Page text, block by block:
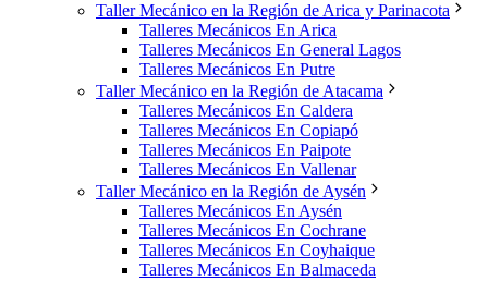
Taller Mecánico en la Región de Arica y Parinacota
Talleres Mecánicos En Arica
Talleres Mecánicos En General Lagos
Talleres Mecánicos En Putre
Taller Mecánico en la Región de Atacama
Talleres Mecánicos En Caldera
Talleres Mecánicos En Copiapó
Talleres Mecánicos En Paipote
Talleres Mecánicos En Vallenar
Taller Mecánico en la Región de Aysén
Talleres Mecánicos En Aysén
Talleres Mecánicos En Cochrane
Talleres Mecánicos En Coyhaique
Talleres Mecánicos En Balmaceda